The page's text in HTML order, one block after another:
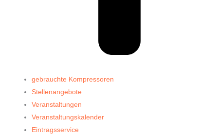
gebrauchte Kompressoren
Stellenangebote
Veranstaltungen
Veranstaltungskalender
Eintragsservice